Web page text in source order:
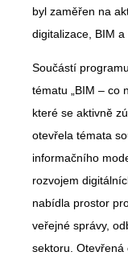
byl zaměřen na
digitalizace, BIM a
Součástí
tématu „BIM – co
které se aktivně
otevřela témata
informačního
rozvojem
nabídla prostor
veřejné správy,
sektoru. Otevřená